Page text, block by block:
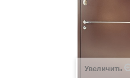
Увеличить